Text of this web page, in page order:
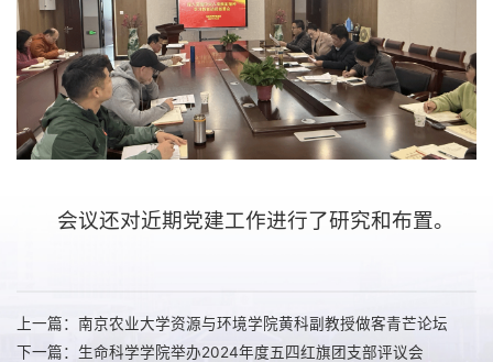
会议还对近期党建工作进行了研究和布置。
上一篇：南京农业大学资源与环境学院黄科副教授做客青芒论坛
下一篇：生命科学学院举办2024年度五四红旗团支部评议会